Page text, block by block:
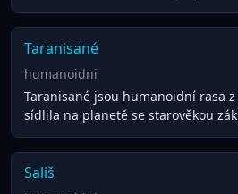
Taranisané
humanoidni
Taranisané jsou humanoidní rasa
sídlila na planetě se starověkou
Sališ